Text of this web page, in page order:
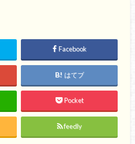
Facebook
はてブ
Pocket
feedly